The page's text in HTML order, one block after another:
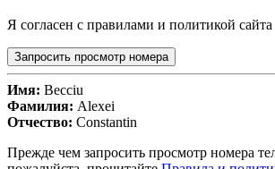
Я согласен с правилами и политикой сайта
Запросить просмотр номера
Имя: Becciu
Фамилия: Alexei
Отчество: Constantin
Прежде чем запросить просмотр номера